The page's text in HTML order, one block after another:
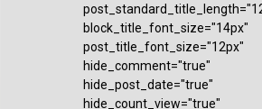
block_title_font_size="14px"
post_title_font_size="12px"
hide_comment="true"
hide_post_date="true"
hide_count_view="true"